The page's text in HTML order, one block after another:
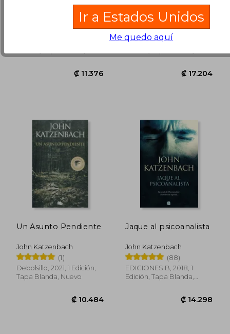
₡ 16.179 ₡
Nuevo
John Katzenbach
(36)
EDICIONES B, 2021, 1
Nuevo
Un Asunto Pendiente
John Katzenbach
(1)
Debolsillo, 2021, 1 Edición,
Tapa Blanda, Nuevo
Jaque al psicoanalista
John Katzenbach
(88)
EDICIONES B, 2018, 1
Edición, Tapa Blanda,
Ir a Estados Unidos
Me quedo aquí